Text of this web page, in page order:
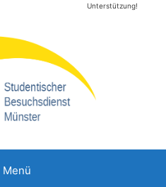
Unterstützung!
Menü